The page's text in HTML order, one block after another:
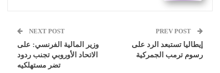
إيطاليا تستبعد الرد على
رسوم ترمب الجمركية
NEXT POST
وزير المالية الفرنسي: على
الاتحاد الأوروبي تجنب ردود
تضر مستهلكيه